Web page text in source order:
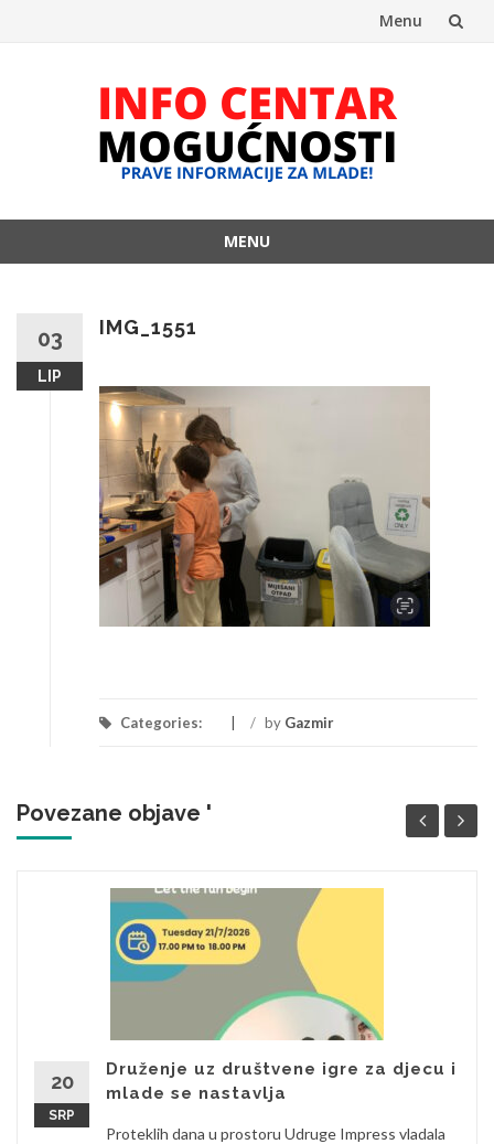
Menu
MENU
03
LIP
IMG_1551
Categories: / by Gazmir
Povezane objave '
20
SRP
Druženje uz društvene igre za djecu i
mlade se nastavlja
Proteklih dana u prostoru Udruge Impress vladala